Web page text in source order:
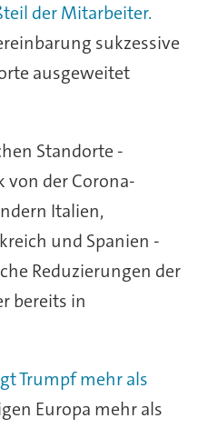
der Mitarbeiter.
sukzessive
ausgeweitet
Standorte -
von der Corona-
Italien,
und Spanien -
Reduzierungen der
bereits in
Trumpf mehr als
Europa mehr als